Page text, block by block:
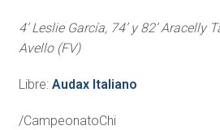
4’ Leslie García, 74’ y 82’ Aracelly
Avello (FV)
Libre: Audax Italiano
/CampeonatoChi